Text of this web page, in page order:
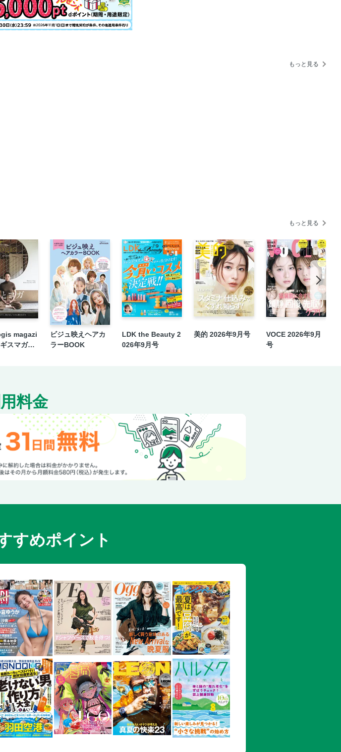
ョーレイヤード」という美学「纏う」から「重ねる」へ 香りの楽しみ方を
プデート
もっと見る
もっと見る
magazi
スマガジ
ビジュ映えヘアカ
ラーBOOK
LDK the Beauty 2
026年9月号
美的 2026年9月号
VOCE 2026年9月
号
料金
すめポイント